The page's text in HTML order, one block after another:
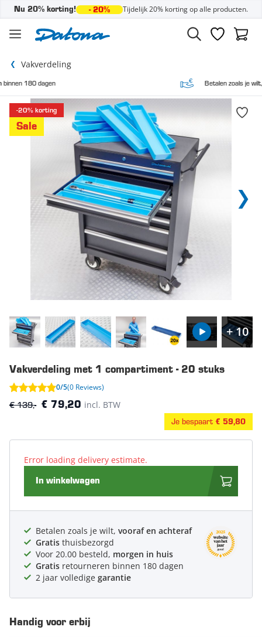
Nu 20% korting! - 20% Tijdelijk 20% korting op alle producten.
Verlanglijst
Vakverdeling
Betalen zoals je wilt,vooraf en achteraf
-20% korting
Sale
+ 10
Vakverdeling met 1 compartiment - 20 stuks
0/5(0 Reviews)
€ 139,- € 79,20 incl. BTW
Je bespaart € 59,80
Error loading delivery estimate.
In winkelwagen
Betalen zoals je wilt, vooraf en achteraf
Gratis thuisbezorgd
Voor 20.00 besteld, morgen in huis
Gratis retourneren binnen 180 dagen
2 jaar volledige garantie
Handig voor erbij